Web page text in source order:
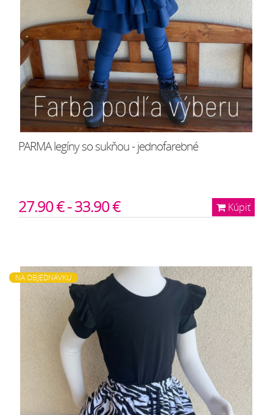
PARMA legíny so sukňou - jednofarebné
Kúpiť
27.90 € - 33.90 €
NA OBJEDNÁVKU